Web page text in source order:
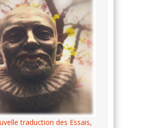
traduction des Essais,